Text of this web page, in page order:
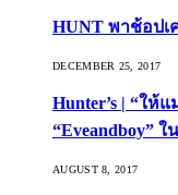
HUNT พาช้อปเ
DECEMBER 25, 2017
Hunter’s | “ให้
“Eveandboy” ใ
AUGUST 8, 2017